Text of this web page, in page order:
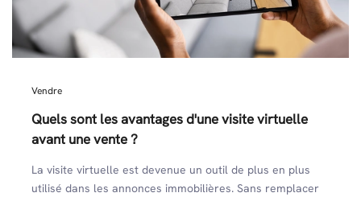
Vendre
Quels sont les avantages d'une visite virtuelle
avant une vente ?
La visite virtuelle est devenue un outil de plus en plus
utilisé dans les annonces immobilières. Sans remplacer